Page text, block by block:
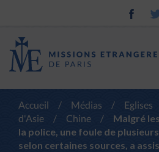
Accueil / Médias /
Eglises
d'Asie
/ Chine /
Malgré
la police, une foule de
selon certaines sources, a